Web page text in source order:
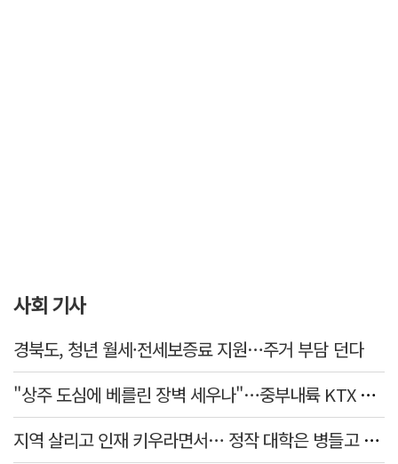
사회 기사
경북도, 청년 월세·전세보증료 지원…주거 부담 던다
"상주 도심에 베를린 장벽 세우나"…중부내륙 KTX 흙둑 쌓기계획에 시민들 반발
지역 살리고 인재 키우라면서… 정작 대학은 병들고 있다